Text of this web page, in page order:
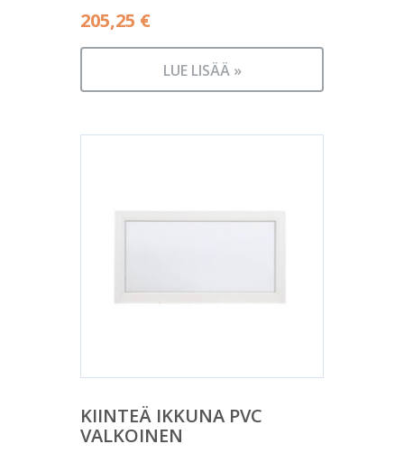
205,25 €
LUE LISÄÄ »
KIINTEÄ IKKUNA PVC
VALKOINEN